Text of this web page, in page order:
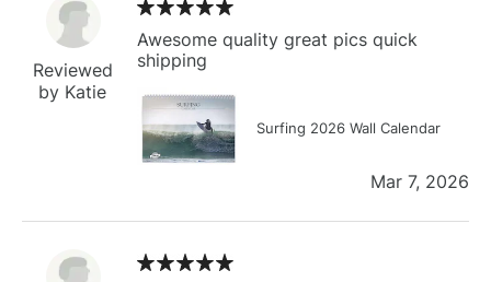
Reviewed
by Katie
Awesome quality great pics quick
shipping
Surfing 2026 Wall Calendar
Mar 7, 2026